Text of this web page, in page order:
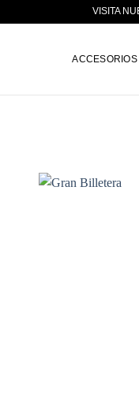
VISITA
ACCESORIOS